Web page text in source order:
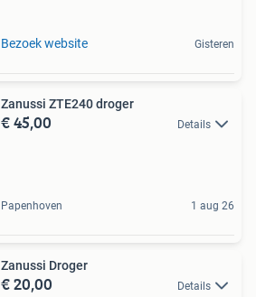
Bezoek website Gisteren
Zanussi ZTE240 droger
€ 45,00 Details
Papenhoven 1 aug 26
Zanussi Droger
€ 20,00 Details